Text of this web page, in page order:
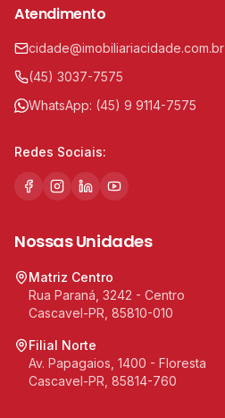
Atendimento
cidade@imobiliariacidade.com.br
(45) 3037-7575
WhatsApp: (45) 9 9114-7575
Redes Sociais:
Nossas Unidades
Matriz Centro
Rua Paraná, 3242 - Centro
Cascavel-PR, 85810-010
Filial Norte
Av. Papagaios, 1400 - Floresta
Cascavel-PR, 85814-760